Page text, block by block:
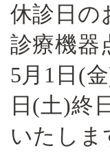
休診日
診療機器
5月1日(
日(土)終
いたしま